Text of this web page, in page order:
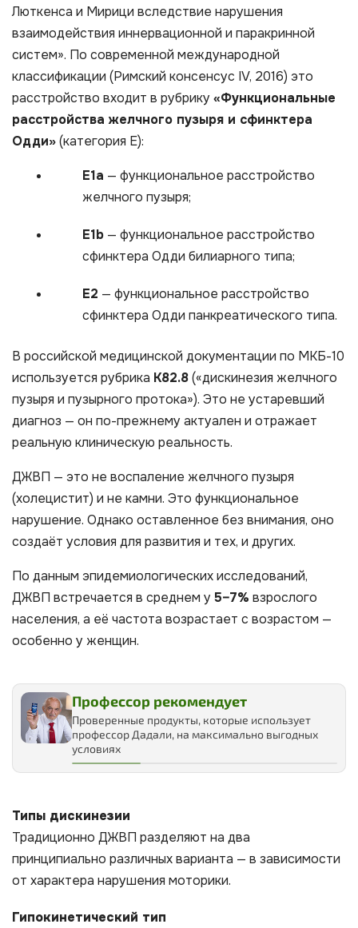
Люткенса и Мирици вследствие нарушения
взаимодействия иннервационной и паракринной
систем». По современной международной
классификации (Римский консенсус IV, 2016) это
расстройство входит в рубрику «Функциональные
расстройства желчного пузыря и сфинктера
Одди»(категория E):
E1a — функциональное расстройство
желчного пузыря;
E1b — функциональное расстройство
сфинктера Одди билиарного типа;
E2 — функциональное расстройство
сфинктера Одди панкреатического типа.
В российской медицинской документации по МКБ-10
используется рубрика К82.8(«дискинезия желчного
пузыря и пузырного протока»). Это не устаревший
диагноз — он по-прежнему актуален и отражает
реальную клиническую реальность.
ДЖВП — это не воспаление желчного пузыря
(холецистит) и не камни. Это функциональное
нарушение. Однако оставленное без внимания, оно
создаёт условия для развития и тех, и других.
По данным эпидемиологических исследований,
ДЖВП встречается в среднем у 5–7% взрослого
населения, а её частота возрастает с возрастом —
особенно у женщин.
Профессор рекомендует
Проверенные продукты, которые использует
профессор Дадали, на максимально выгодных
условиях
Типы дискинезии
Традиционно ДЖВП разделяют на два
принципиально различных варианта — в зависимости
от характера нарушения моторики.
Гипокинетический тип